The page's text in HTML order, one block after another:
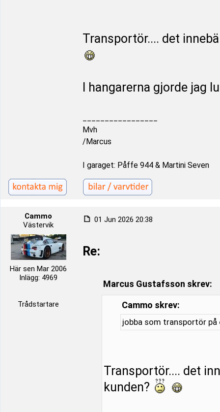
Transportör.... det
I hangarerna gjorde jag
Mvh
/Marcus
I garaget: Påffe 944 & Martini Seven
Cammo
Västervik
Här sen Mar 2006
Inlägg: 4969
Trådstartare
01 Jun 2026 20:38
Re:
Marcus Gustafsson skrev:
Cammo skrev:
jobba som transportör på
Transportör.... det
kunden?